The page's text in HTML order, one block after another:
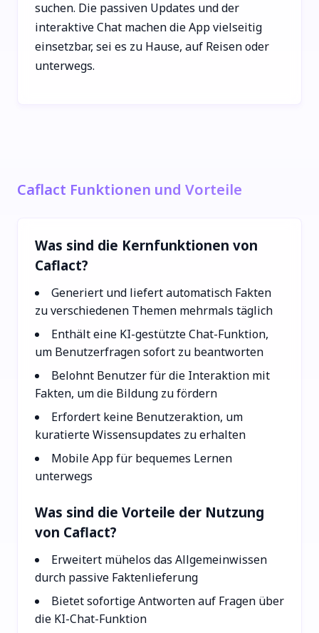
suchen. Die passiven Updates und der
interaktive Chat machen die App vielseitig
einsetzbar, sei es zu Hause, auf Reisen oder
unterwegs.
Caflact Funktionen und Vorteile
Was sind die Kernfunktionen von
Caflact?
Generiert und liefert automatisch Fakten
zu verschiedenen Themen mehrmals täglich
Enthält eine KI-gestützte Chat-Funktion,
um Benutzerfragen sofort zu beantworten
Belohnt Benutzer für die Interaktion mit
Fakten, um die Bildung zu fördern
Erfordert keine Benutzeraktion, um
kuratierte Wissensupdates zu erhalten
Mobile App für bequemes Lernen
unterwegs
Was sind die Vorteile der Nutzung
von Caflact?
Erweitert mühelos das Allgemeinwissen
durch passive Faktenlieferung
Bietet sofortige Antworten auf Fragen über
die KI-Chat-Funktion